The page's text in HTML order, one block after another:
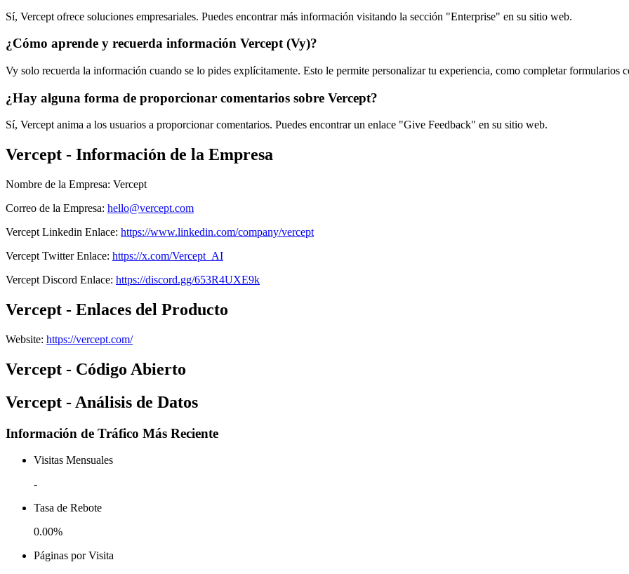
Sí, Vercept ofrece soluciones empresariales. Puedes encontrar más información visitando la sección "Enterprise" en su sitio web.
¿Cómo aprende y recuerda información Vercept (Vy)?
Vy solo recuerda la información cuando se lo pides explícitamente. Esto le permite personalizar tu experiencia, como completar formularios
¿Hay alguna forma de proporcionar comentarios sobre Vercept?
Sí, Vercept anima a los usuarios a proporcionar comentarios. Puedes encontrar un enlace "Give Feedback" en su sitio web.
Vercept - Información de la Empresa
Nombre de la Empresa: Vercept
Correo de la Empresa: hello@vercept.com
Vercept Linkedin Enlace: https://www.linkedin.com/company/vercept
Vercept Twitter Enlace: https://x.com/Vercept_AI
Vercept Discord Enlace: https://discord.gg/653R4UXE9k
Vercept - Enlaces del Producto
Website: https://vercept.com/
Vercept - Código Abierto
Vercept - Análisis de Datos
Información de Tráfico Más Reciente
Visitas Mensuales
-
Tasa de Rebote
0.00%
Páginas por Visita